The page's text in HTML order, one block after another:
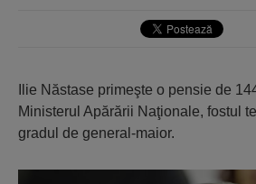
Ilie Năstase primeşte o pensie de
Ministerul Apărării Naţionale, fostul
gradul de general-maior.